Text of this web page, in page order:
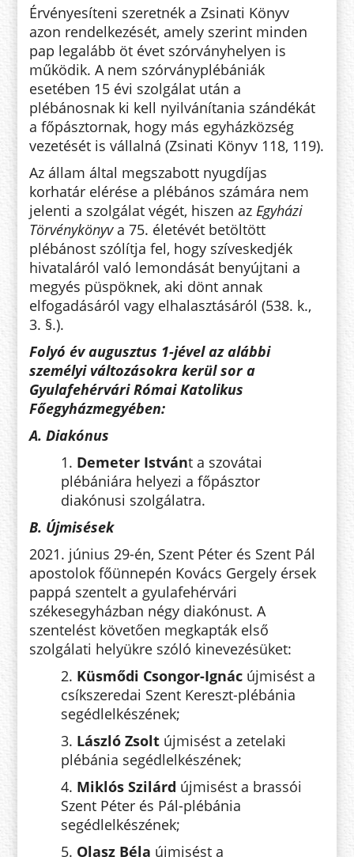
Érvényesíteni szeretnék a Zsinati Könyv
azon rendelkezését, amely szerint minden
pap legalább öt évet szórványhelyen is
működik. A nem szórványplébániák
esetében 15 évi szolgálat után a
plébánosnak ki kell nyilvánítania szándékát
a főpásztornak, hogy más egyházközség
vezetését is vállalná (Zsinati Könyv 118, 119).
Az állam által megszabott nyugdíjas
korhatár elérése a plébános számára nem
jelenti a szolgálat végét, hiszen az Egyházi
Törvénykönyva 75. életévét betöltött
plébánost szólítja fel, hogy szíveskedjék
hivataláról való lemondását benyújtani a
megyés püspöknek, aki dönt annak
elfogadásáról vagy elhalasztásáról (538. k.,
3. §.).
Folyó év augusztus 1-jével az alábbi
személyi változásokra kerül sor a
Gyulafehérvári Római Katolikus
Főegyházmegyében:
A. Diakónus
1. Demeter Istvánt a szovátai
plébániára helyezi a főpásztor
diakónusi szolgálatra.
B. Újmisések
2021. június 29-én, Szent Péter és Szent Pál
apostolok főünnepén Kovács Gergely érsek
pappá szentelt a gyulafehérvári
székesegyházban négy diakónust. A
szentelést követően megkapták első
szolgálati helyükre szóló kinevezésüket:
2. Küsmődi Csongor-Ignác újmisést a
csíkszeredai Szent Kereszt-plébánia
segédlelkészének;
3. László Zsolt újmisést a zetelaki
plébánia segédlelkészének;
4. Miklós Szilárd újmisést a brassói
Szent Péter és Pál-plébánia
segédlelkészének;
5. Olasz Béla újmisést a